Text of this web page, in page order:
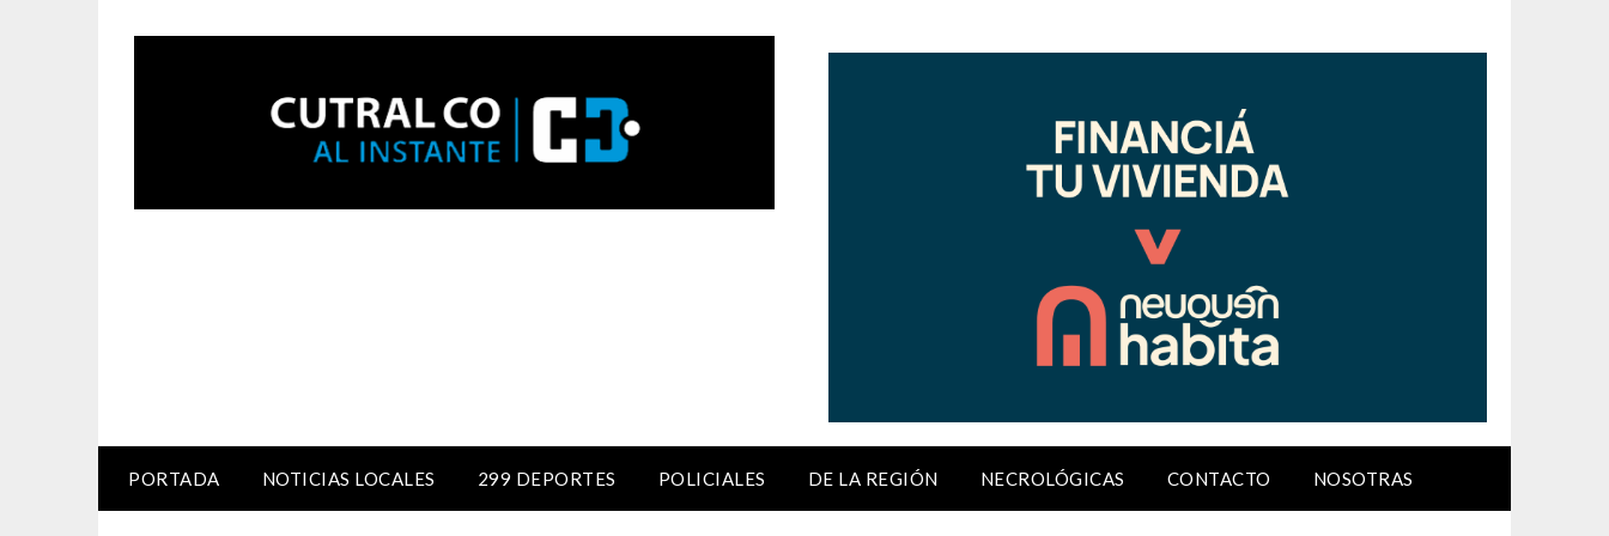
PORTADA NOTICIAS LOCALES 299 DEPORTES POLICIALES DE LA REGIÓN NECROLÓGICAS CONTACTO NOSOTRAS